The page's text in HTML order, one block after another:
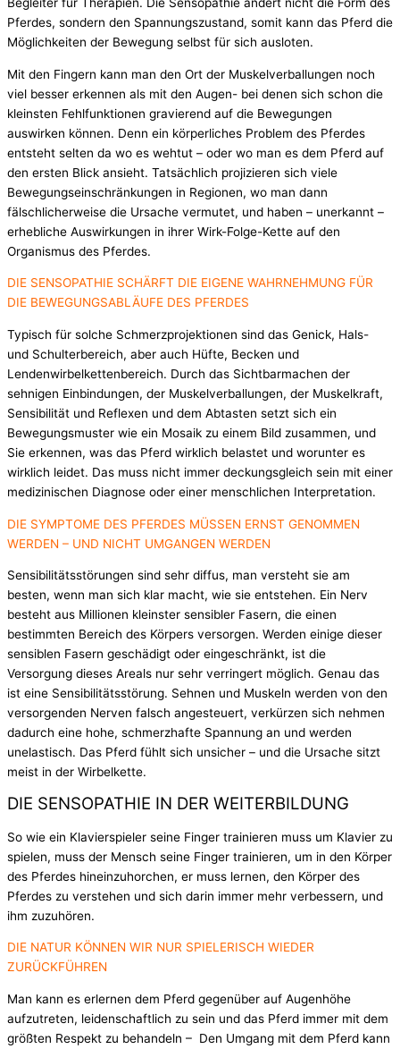
Pferdes, sondern den Spannungszustand, somit kann das Pferd die
Möglichkeiten der Bewegung selbst für sich ausloten.
Mit den Fingern kann man den Ort der Muskelverballungen noch
viel besser erkennen als mit den Augen- bei denen sich schon die
kleinsten Fehlfunktionen gravierend auf die Bewegungen
auswirken können. Denn ein körperliches Problem des Pferdes
entsteht selten da wo es wehtut – oder wo man es dem Pferd auf
den ersten Blick ansieht. Tatsächlich projizieren sich viele
Bewegungseinschränkungen in Regionen, wo man dann
fälschlicherweise die Ursache vermutet, und haben – unerkannt –
erhebliche Auswirkungen in ihrer Wirk-Folge-Kette auf den
Organismus des Pferdes.
DIE SENSOPATHIE SCHÄRFT DIE EIGENE WAHRNEHMUNG FÜR
DIE BEWEGUNGSABLÄUFE DES PFERDES
Typisch für solche Schmerzprojektionen sind das Genick, Hals-
und Schulterbereich, aber auch Hüfte, Becken und
Lendenwirbelkettenbereich. Durch das Sichtbarmachen der
sehnigen Einbindungen, der Muskelverballungen, der Muskelkraft,
Sensibilität und Reflexen und dem Abtasten setzt sich ein
Bewegungsmuster wie ein Mosaik zu einem Bild zusammen, und
Sie erkennen, was das Pferd wirklich belastet und worunter es
wirklich leidet. Das muss nicht immer deckungsgleich sein mit einer
medizinischen Diagnose oder einer menschlichen Interpretation.
DIE SYMPTOME DES PFERDES MÜSSEN ERNST GENOMMEN
WERDEN – UND NICHT UMGANGEN WERDEN
Sensibilitätsstörungen sind sehr diffus, man versteht sie am
besten, wenn man sich klar macht, wie sie entstehen. Ein Nerv
besteht aus Millionen kleinster sensibler Fasern, die einen
bestimmten Bereich des Körpers versorgen. Werden einige dieser
sensiblen Fasern geschädigt oder eingeschränkt, ist die
Versorgung dieses Areals nur sehr verringert möglich. Genau das
ist eine Sensibilitätsstörung. Sehnen und Muskeln werden von den
versorgenden Nerven falsch angesteuert, verkürzen sich nehmen
dadurch eine hohe, schmerzhafte Spannung an und werden
unelastisch. Das Pferd fühlt sich unsicher – und die Ursache sitzt
meist in der Wirbelkette.
DIE SENSOPATHIE IN DER WEITERBILDUNG
So wie ein Klavierspieler seine Finger trainieren muss um Klavier zu
spielen, muss der Mensch seine Finger trainieren, um in den Körper
des Pferdes hineinzuhorchen, er muss lernen, den Körper des
Pferdes zu verstehen und sich darin immer mehr verbessern, und
ihm zuzuhören.
DIE NATUR KÖNNEN WIR NUR SPIELERISCH WIEDER
ZURÜCKFÜHREN
Man kann es erlernen dem Pferd gegenüber auf Augenhöhe
aufzutreten, leidenschaftlich zu sein und das Pferd immer mit dem
größten Respekt zu behandeln – Den Umgang mit dem Pferd kann